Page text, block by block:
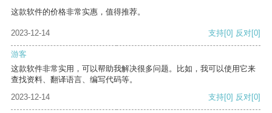
这款软件的价格非常实惠，值得推荐。
2023-12-14 支持[0] 反对[0]
游客
这款软件非常实用，可以帮助我解决很多问题。比如，我可以使用它来
查找资料、翻译语言、编写代码等。
2023-12-14
支持[0] 反对[0]